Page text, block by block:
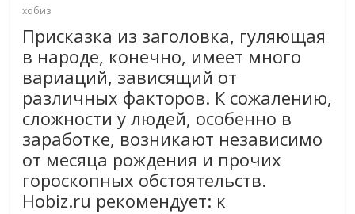
хобиз
Присказка из заголовка, гуляющая
в народе, конечно, имеет много
вариаций, зависящий от
различных факторов. К сожалению,
сложности у людей, особенно в
заработке, возникают независимо
от месяца рождения и прочих
гороскопных обстоятельств.
Hobiz.ru рекомендует: к